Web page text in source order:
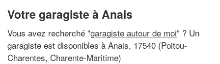
Votre garagiste à Anais
Vous avez recherché "garagiste autour de moi" ? Un
garagiste est disponibles à Anais, 17540 (Poitou-
Charentes, Charente-Maritime)